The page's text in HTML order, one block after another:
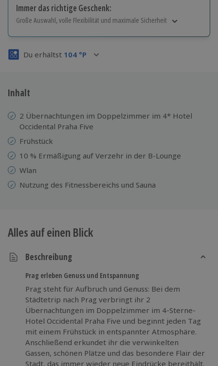
Immer das richtige Geschenk:
Große Auswahl, volle Flexibilität und maximale Sicherheit
Volle Flexibilität
3 Jahre gültig & verlängerbar.
Du erhältst 104 °P
Inhalt
2 Übernachtungen im Doppelzimmer im 4* Hotel
Occidental Praha Five
Frühstück
10 % Ermäßigung auf Verzehr in der B-Lounge
Wlan
Nutzung des Fitnessbereichs und Sauna
Alles auf einen Blick
Beschreibung
Prag erleben Genuss und Entspannung
Prag steht für Aufbruch und Genuss: Bei dem
Städtetrip nach Prag verbringt ihr 2
Übernachtungen im Doppelzimmer im 4-Sterne-
Hotel Occidental Praha Five und beginnt jeden Tag
mit einem Frühstück in entspannter Atmosphäre.
Anschließend erkundet ihr die verwinkelten
Gassen, schönen Plätze und das besondere Flair der
Stadt, das immer wieder neue Eindrücke bereithält.